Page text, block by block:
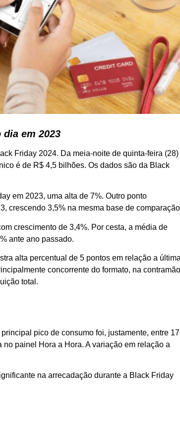
em 2023
Friday 2024. Da meia-noite de quinta-feira (28)
é de R$ 4,5 bilhões. Os dados são da Black
em 2023, uma alta de 7%. Outro ponto
crescendo 3,5% na mesma base de
crescimento de 3,4%. Por cesta, a média de
ante ano passado.
alta percentual de 5 pontos em relação a última
concorrente do formato, na
total.
pico de consumo foi, justamente, entre
painel Hora a Hora. A variação em relação a
na arrecadação durante a Black Friday